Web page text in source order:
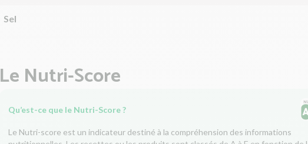
Sel
Le Nutri-Score
Qu’est-ce que le Nutri-Score ?
Le Nutri-score est un indicateur destiné à la compréhension des informations